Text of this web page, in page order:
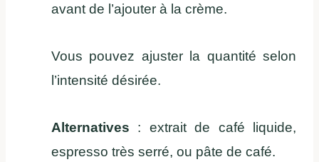
avant de l’ajouter à la crème.
Vous pouvez ajuster la quantité selon
l’intensité désirée.
Alternatives : extrait de café liquide,
espresso très serré, ou pâte de café.